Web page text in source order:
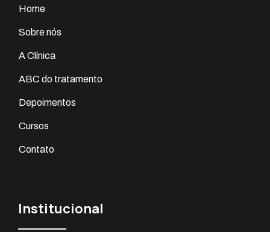
Home
Sobre nós
A Clínica
ABC do tratamento
Depoimentos
Cursos
Contato
Institucional